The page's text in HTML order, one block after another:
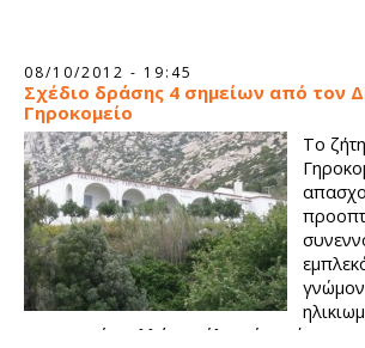
08/10/2012 - 19:45
Σχέδιο δράσης 4 σημείων από τον
Γηροκομείο
Το
γηροκομείο, αλλά και όλων όσοι έχουν